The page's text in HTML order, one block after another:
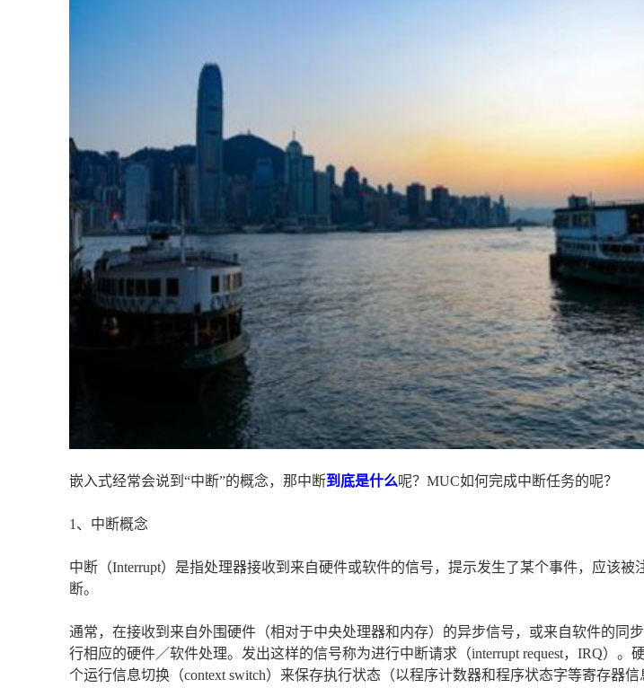
嵌入式经常会说到“中断”的概念，那中断到底是什么呢？MUC如何完成中断任务的呢？
1、中断概念
中断（Interrupt）是指处理器接收到来自硬件或软件的信号，提示发生了某个事件，应该被
断。
通常，在接收到来自外围硬件（相对于中央处理器和内存）的异步信号，或来自软件的同
行相应的硬件／软件处理。发出这样的信号称为进行中断请求（interrupt request，IRQ）。
个运行信息切换（context switch）来保存执行状态（以程序计数器和程序状态字等寄存器